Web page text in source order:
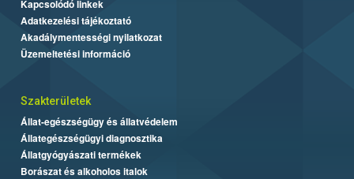
Kapcsolódó linkek
Adatkezelési tájékoztató
Akadálymentességi nyilatkozat
Üzemeltetési információ
Szakterületek
Állat-egészségügy és állatvédelem
Állategészségügyi diagnosztika
Állatgyógyászati termékek
Borászat és alkoholos italok